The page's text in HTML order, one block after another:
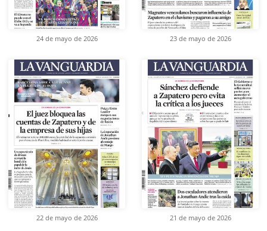
24 de mayo de 2026 23 de mayo de 2026
22 de mayo de 2026 21 de mayo de 2026